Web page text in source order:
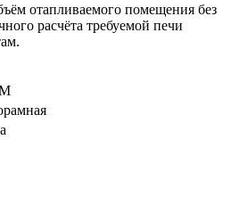
отапливаемого помещения без
расчёта требуемой печи